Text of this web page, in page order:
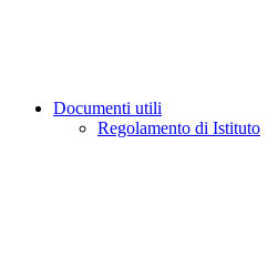
Documenti utili
Regolamento di Istituto